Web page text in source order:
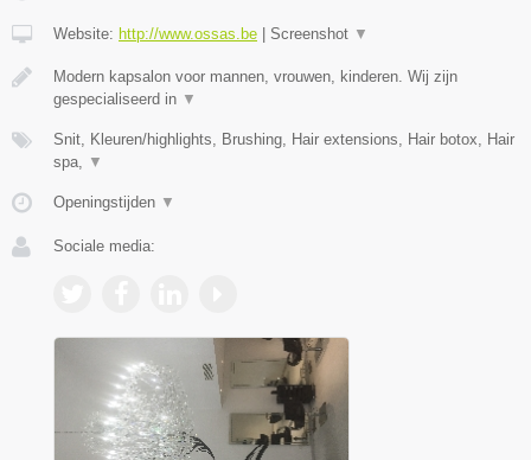
Website: http://www.ossas.be | Screenshot ▼
Modern kapsalon voor mannen, vrouwen, kinderen. Wij zijn
gespecialiseerd in ▼
Snit, Kleuren/highlights, Brushing, Hair extensions, Hair botox, Hair
spa,
▼
Openingstijden ▼
Sociale media: